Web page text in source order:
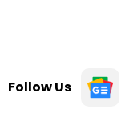
Follow Us